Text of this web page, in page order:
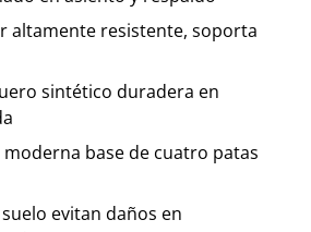
altamente resistente, soporta
sintético duradera en
base de cuatro patas
evitan daños en